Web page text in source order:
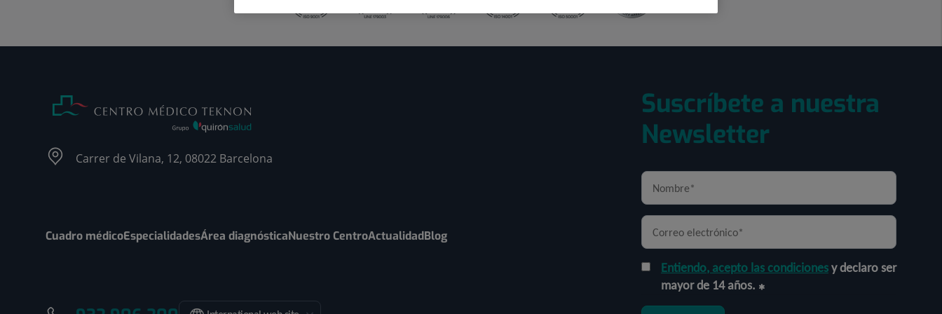
Carrer de Vilana, 12, 08022 Barcelona
Cuadro médicoEspecialidadesÁrea diagnósticaNuestro CentroActualidadBlog
Suscríbete a nuestra
Newsletter
Entiendo, acepto las condicionesy declaro ser
mayor de 14 años.